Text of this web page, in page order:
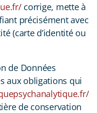
corrige, mette à
précisément avec
(carte d’identité ou
de Données
aux obligations qui
de conservation